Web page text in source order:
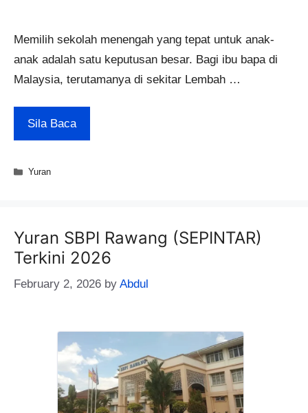
Memilih sekolah menengah yang tepat untuk anak-
anak adalah satu keputusan besar. Bagi ibu bapa di
Malaysia, terutamanya di sekitar Lembah …
Sila Baca
Categories
Yuran
Yuran SBPI Rawang (SEPINTAR)
Terkini 2026
February 2, 2026 by Abdul